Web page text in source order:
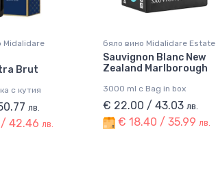
Midalidare
Brut
с кутия
лв.
/ 42.46 лв.
бяло вино Midalidare Estate
Sauvignon Blanc New
Zealand Marlborough
3000 ml с Bag in box
€ 22.00 / 43.03лв.
€ 18.40 / 35.99лв.